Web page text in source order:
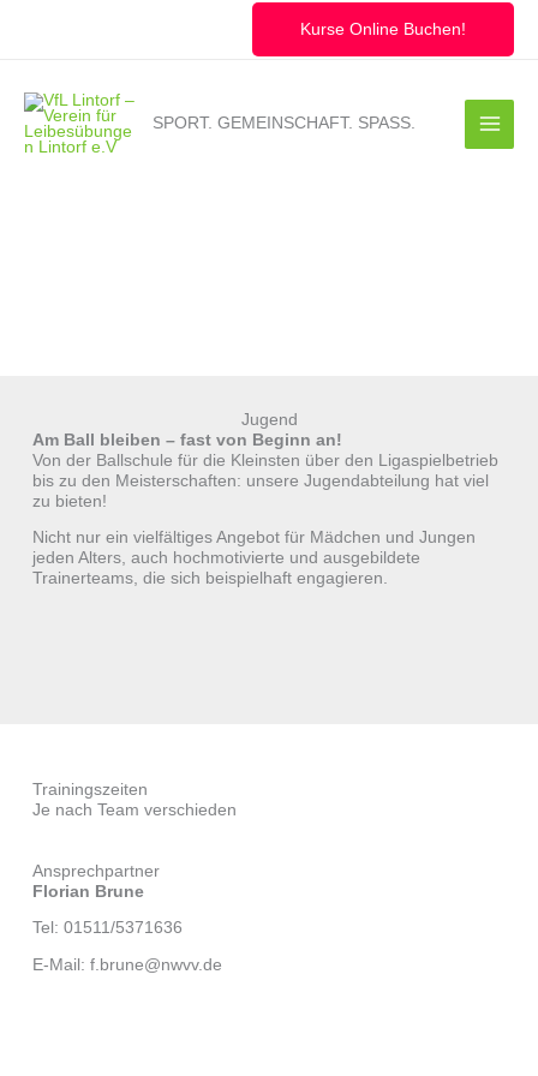
Kurse Online Buchen!
SPORT. GEMEINSCHAFT. SPASS.
Jugend
Am Ball bleiben – fast von Beginn an!
Von der Ballschule für die Kleinsten über den Ligaspielbetrieb
bis zu den Meisterschaften: unsere Jugendabteilung hat viel
zu bieten!
Nicht nur ein vielfältiges Angebot für Mädchen und Jungen
jeden Alters, auch hochmotivierte und ausgebildete
Trainerteams, die sich beispielhaft engagieren.
Trainingszeiten
Je nach Team verschieden
Ansprechpartner
Florian Brune
Tel: 01511/5371636
E-Mail: f.brune@nwvv.de